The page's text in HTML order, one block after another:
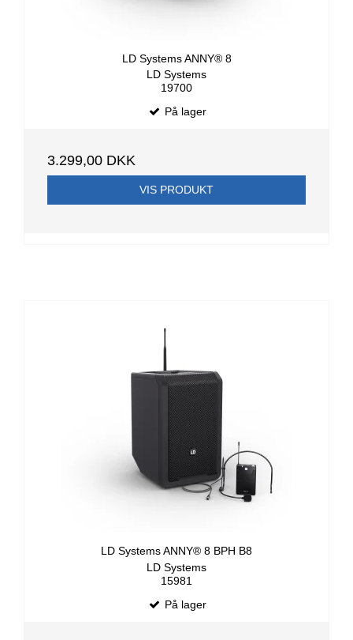
LD Systems ANNY® 8
LD Systems
19700
På lager
3.299,00 DKK
VIS PRODUKT
LD Systems ANNY® 8 BPH B8
LD Systems
15981
På lager